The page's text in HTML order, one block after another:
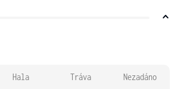
Hala Tráva Nezadáno